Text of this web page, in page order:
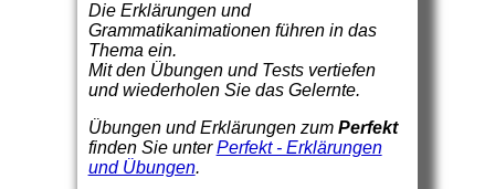
Die Erklärungen und
Grammatikanimationen führen in das
Thema ein.
Mit den Übungen und Tests vertiefen
und wiederholen Sie das Gelernte.
Übungen und Erklärungen zum Perfekt
finden Sie unterPerfekt - Erklärungen
und Übungen.